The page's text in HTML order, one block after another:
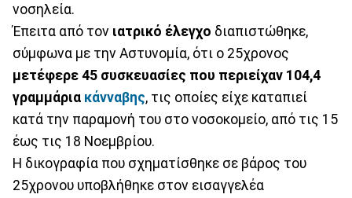
νοσηλεία.
Έπειτα από τον ιατρικό έλεγχο διαπιστώθηκε,
σύμφωνα με την Αστυνομία, ότι ο 25χρονος
μετέφερε 45 συσκευασίες που περιείχαν 104,4
γραμμάρια κάνναβης, τις οποίες είχε καταπιεί
κατά την παραμονή του στο νοσοκομείο, από τις 15
έως τις 18 Νοεμβρίου.
Η δικογραφία που σχηματίσθηκε σε βάρος του
25χρονου υποβλήθηκε στον εισαγγελέα